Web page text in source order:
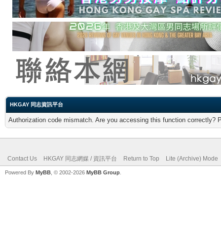
HKGAY 同志資訊平台
Authorization code mismatch. Are you accessing this function correctly?
Contact Us HKGAY 同志網媒 / 資訊平台 Return to Top Lite (Archive) Mode
Powered By MyBB , © 2002-2026 MyBB Group